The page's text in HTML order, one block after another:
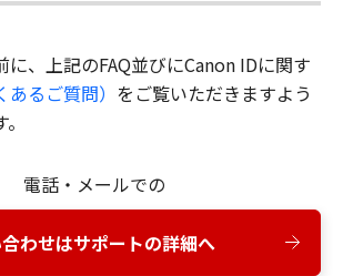
に、上記のFAQ並びにCanon IDに関す
るご質問） をご覧いただきますよう
電話・メールでの
わせはサポートの詳細へ